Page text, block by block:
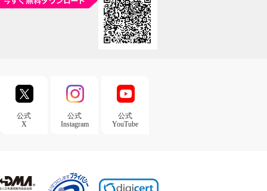
公式
X
公式
Instagram
公式
YouTube